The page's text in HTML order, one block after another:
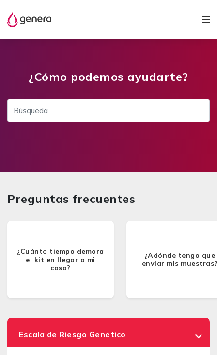
¿Cómo podemos ayudarte?
Preguntas frecuentes
¿Cuánto tiempo demora
el kit en llegar a mi
casa?
¿Adónde tengo que
enviar mis
Escala de Riesgo Genético